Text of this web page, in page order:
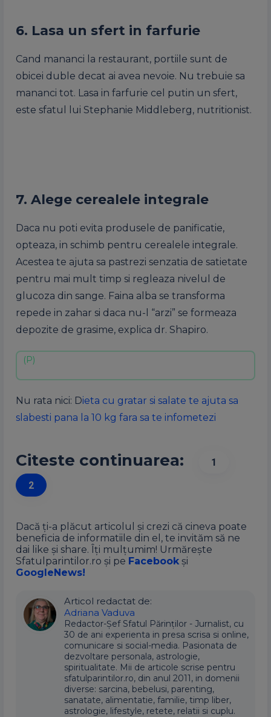
6. Lasa un sfert in farfurie
Cand mananci la restaurant, portiile sunt de
obicei duble decat ai avea nevoie. Nu trebuie sa
mananci tot. Lasa in farfurie cel putin un sfert,
este sfatul lui Stephanie Middleberg, nutritionist.
7. Alege cerealele integrale
Daca nu poti evita produsele de panificatie,
opteaza, in schimb pentru cerealele integrale.
Acestea te ajuta sa pastrezi senzatia de satietate
pentru mai mult timp si regleaza nivelul de
glucoza din sange. Faina alba se transforma
repede in zahar si daca nu-l “arzi” se formeaza
depozite de grasime, explica dr. Shapiro.
Nu rata nici: Dieta cu gratar si salate te ajuta sa
slabesti pana la 10 kg fara sa te infometezi
Citeste continuarea:
1
2
Dacă ți-a plăcut articolul și crezi că cineva poate
beneficia de informatiile din el, te invităm să ne
dai like și share. Îți mulțumim! Urmărește
Sfatulparintilor.ro și pe Facebook și
GoogleNews!
Articol redactat de:
Adriana Vaduva
Redactor-Șef Sfatul Părinților - Jurnalist, cu
30 de ani experienta in presa scrisa si online,
comunicare si social-media. Pasionata de
dezvoltare personala, astrologie,
spiritualitate. Mii de articole scrise pentru
sfatulparintilor.ro, din anul 2011, in domenii
diverse: sarcina, bebelusi, parenting,
sanatate, alimentatie, familie, timp liber,
astrologie, lifestyle, retete, relatii si cuplu.